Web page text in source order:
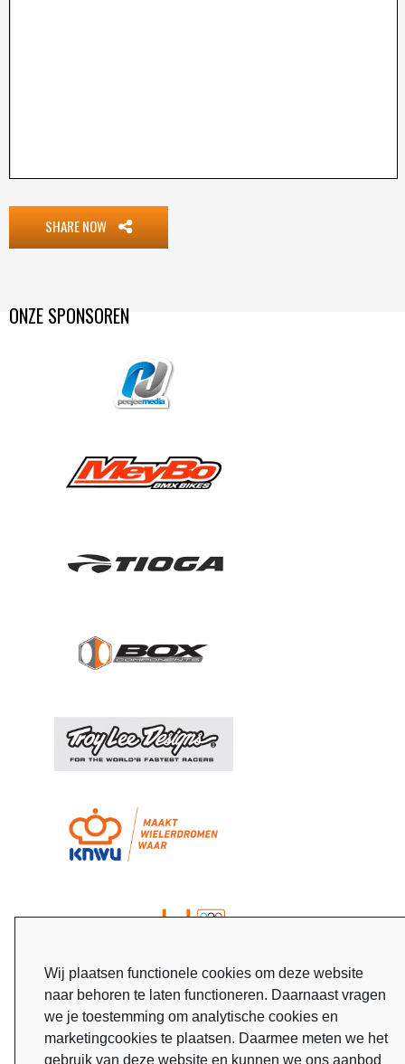
Wij plaatsen functionele cookies om deze website
naar behoren te laten functioneren. Daarnaast vragen
we je toestemming om analytische cookies en
marketingcookies te plaatsen. Daarmee meten we het
gebruik van deze website en kunnen we ons aanbod
SHARE NOW
ONZE SPONSOREN